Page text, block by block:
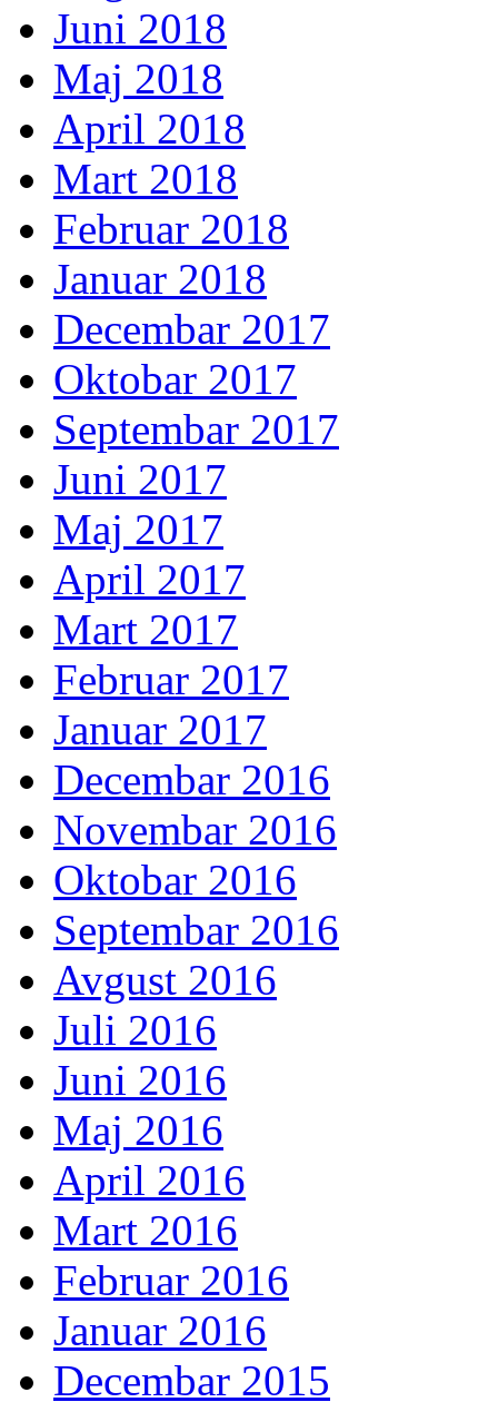
Juni 2018
Maj 2018
April 2018
Mart 2018
Februar 2018
Januar 2018
Decembar 2017
Oktobar 2017
Septembar 2017
Juni 2017
Maj 2017
April 2017
Mart 2017
Februar 2017
Januar 2017
Decembar 2016
Novembar 2016
Oktobar 2016
Septembar 2016
Avgust 2016
Juli 2016
Juni 2016
Maj 2016
April 2016
Mart 2016
Februar 2016
Januar 2016
Decembar 2015